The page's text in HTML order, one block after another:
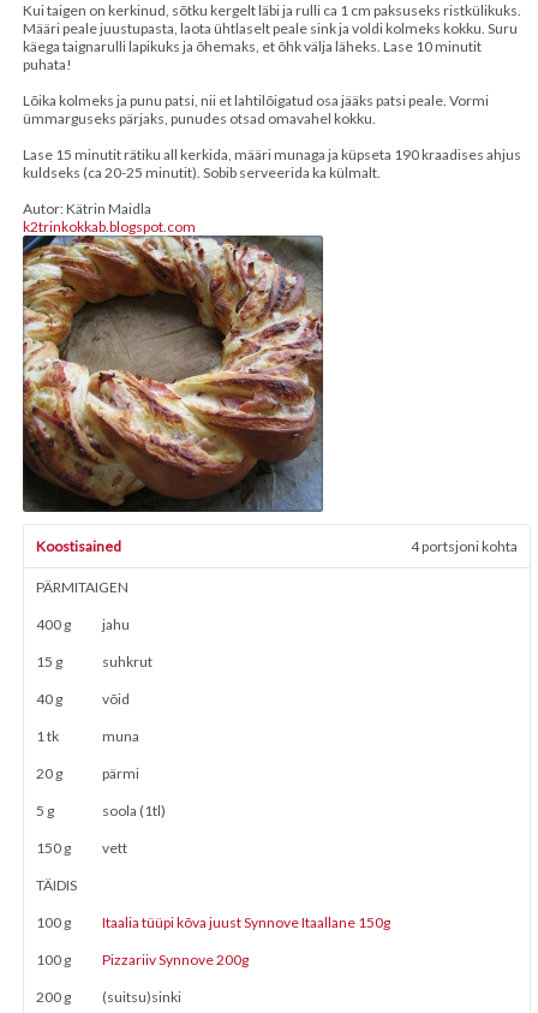
Kui taigen on kerkinud, sõtku kergelt läbi ja rulli ca 1 cm paksuseks ristkülikuks.
Määri peale juustupasta, laota ühtlaselt peale sink ja voldi kolmeks kokku. Suru
käega taignarulli lapikuks ja õhemaks, et õhk välja läheks. Lase 10 minutit
puhata!
Lõika kolmeks ja punu patsi, nii et lahtilõigatud osa jääks patsi peale. Vormi
ümmarguseks pärjaks, punudes otsad omavahel kokku.
Lase 15 minutit rätiku all kerkida, määri munaga ja küpseta 190 kraadises ahjus
kuldseks (ca 20-25 minutit). Sobib serveerida ka külmalt.
Autor: Kätrin Maidla
k2trinkokkab.blogspot.com
4 portsjoni kohta
Koostisained
PÄRMITAIGEN
400 g jahu
15 g suhkrut
40 g võid
1 tk muna
20 g pärmi
5 g soola (1tl)
150 g vett
TÄIDIS
100 g Itaalia tüüpi kõva juust Synnove Itaallane 150g
100 g Pizzariiv Synnove 200g
200 g (suitsu)sinki